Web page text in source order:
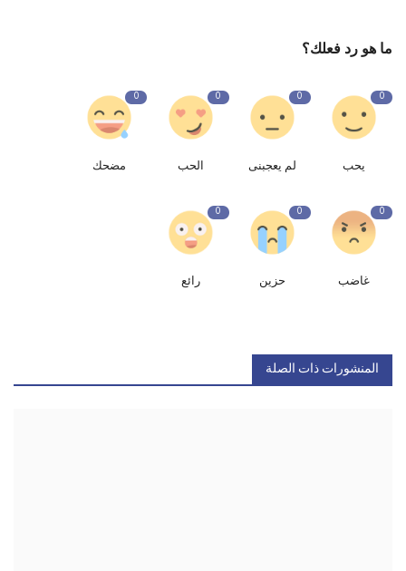
ما هو رد فعلك؟
0
يحب
0
لم يعجبنى
0
الحب
0
مضحك
0
غاضب
0
حزين
0
رائع
المنشورات ذات الصلة